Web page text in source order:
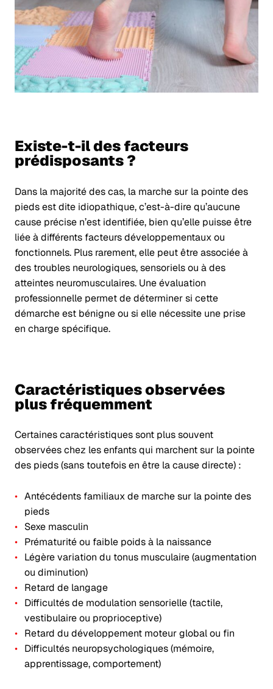
Existe-t-il des facteurs
prédisposants ?
Dans la majorité des cas, la marche sur la pointe des
pieds est dite idiopathique, c’est-à-dire qu’aucune
cause précise n’est identifiée, bien qu’elle puisse être
liée à différents facteurs développementaux ou
fonctionnels. Plus rarement, elle peut être associée à
des troubles neurologiques, sensoriels ou à des
atteintes neuromusculaires. Une évaluation
professionnelle permet de déterminer si cette
démarche est bénigne ou si elle nécessite une prise
en charge spécifique.
Caractéristiques observées
plus fréquemment
Certaines caractéristiques sont plus souvent
observées chez les enfants qui marchent sur la pointe
des pieds (sans toutefois en être la cause directe) :
Antécédents familiaux de marche sur la pointe des
pieds
Sexe masculin
Prématurité ou faible poids à la naissance
Légère variation du tonus musculaire (augmentation
ou diminution)
Retard de langage
Difficultés de modulation sensorielle (tactile,
vestibulaire ou proprioceptive)
Retard du développement moteur global ou fin
Difficultés neuropsychologiques (mémoire,
apprentissage, comportement)